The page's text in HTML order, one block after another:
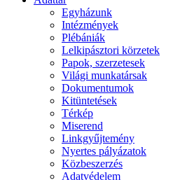
Egyházunk
Intézmények
Plébániák
Lelkipásztori körzetek
Papok, szerzetesek
Világi munkatársak
Dokumentumok
Kitüntetések
Térkép
Miserend
Linkgyűjtemény
Nyertes pályázatok
Közbeszerzés
Adatvédelem